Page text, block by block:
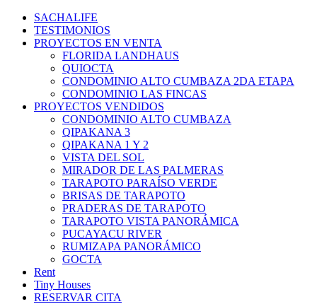
SACHALIFE
TESTIMONIOS
PROYECTOS EN VENTA
FLORIDA LANDHAUS
QUIOCTA
CONDOMINIO ALTO CUMBAZA 2DA ETAPA
CONDOMINIO LAS FINCAS
PROYECTOS VENDIDOS
CONDOMINIO ALTO CUMBAZA
QIPAKANA 3
QIPAKANA 1 Y 2
VISTA DEL SOL
MIRADOR DE LAS PALMERAS
TARAPOTO PARAÍSO VERDE
BRISAS DE TARAPOTO
PRADERAS DE TARAPOTO
TARAPOTO VISTA PANORÁMICA
PUCAYACU RIVER
RUMIZAPA PANORÁMICO
GOCTA
Rent
Tiny Houses
RESERVAR CITA